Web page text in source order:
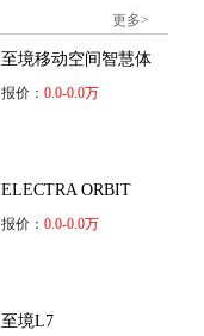
更多>
至境移动空间智慧体
报价： 0.0-0.0万
ELECTRA ORBIT
报价： 0.0-0.0万
至境L7